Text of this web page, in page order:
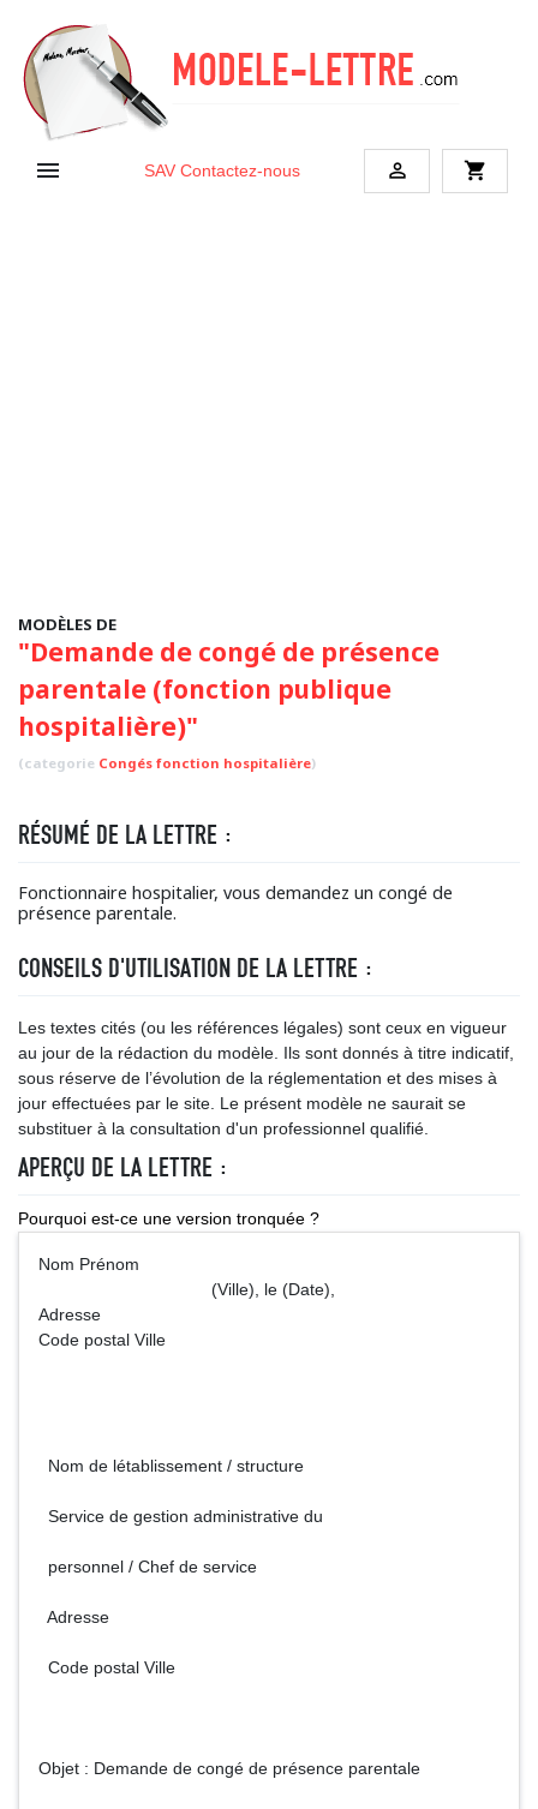
 SAV Contactez-nous  shopping_cart
MODÈLES DE
"Demande de congé de présence
parentale (fonction publique
hospitalière)"
(categorie Congés fonction hospitalière)
RÉSUMÉ DE LA LETTRE :
Fonctionnaire hospitalier, vous demandez un congé de
présence parentale.
CONSEILS D'UTILISATION DE LA LETTRE :
Les textes cités (ou les références légales) sont ceux en vigueur
au jour de la rédaction du modèle. Ils sont donnés à titre indicatif,
sous réserve de l’évolution de la réglementation et des mises à
jour effectuées par le site. Le présent modèle ne saurait se
substituer à la consultation d'un professionnel qualifié.
APERÇU DE LA LETTRE :
Pourquoi est-ce une version tronquée ?
Nom Prénom
(Ville), le (Date),
Adresse
Code postal Ville
Nom de létablissement / structure
Service de gestion administrative du
personnel / Chef de service
Adresse
Code postal Ville
Objet : Demande de congé de présence parentale